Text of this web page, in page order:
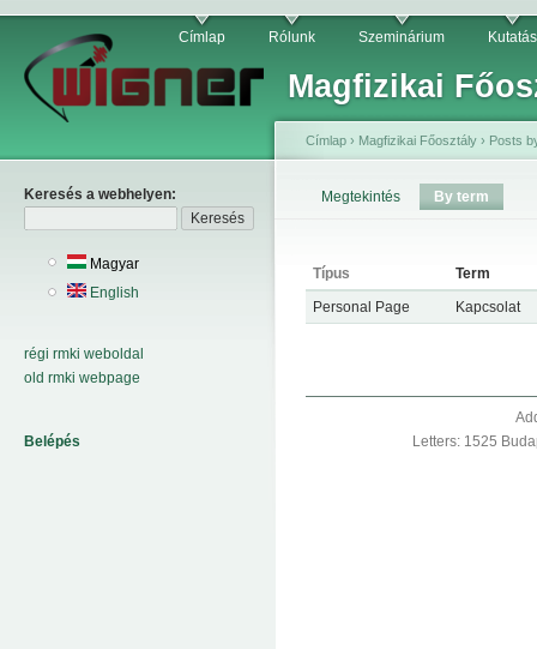
Magfizikai
Címlap Rólunk Szeminárium Kutatás
Keresés a webhelyen:
Magyar
English
régi rmki weboldal
old rmki webpage
Belépés
Címlap › Magfizikai Főosztály › Posts
Megtekintés By term
Típus
Term
Personal Page
Kapcsolat
Letters: 1525